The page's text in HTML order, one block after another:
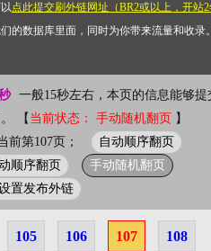
点此提交刷外链网址（BR2或以上，开站
的数据库里面，同时为你带来流量和收录
一般15秒左右，本页的信息能够提
【 当前状态： 手动随机翻页 】
前第107页；
自动顺序翻页
顺序翻页
手动随机翻页
置发布外链
105 106 107 108